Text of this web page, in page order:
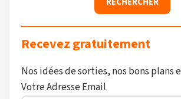
Recevez gratuitement
Nos idées de sorties, nos bons plans
Votre Adresse Email